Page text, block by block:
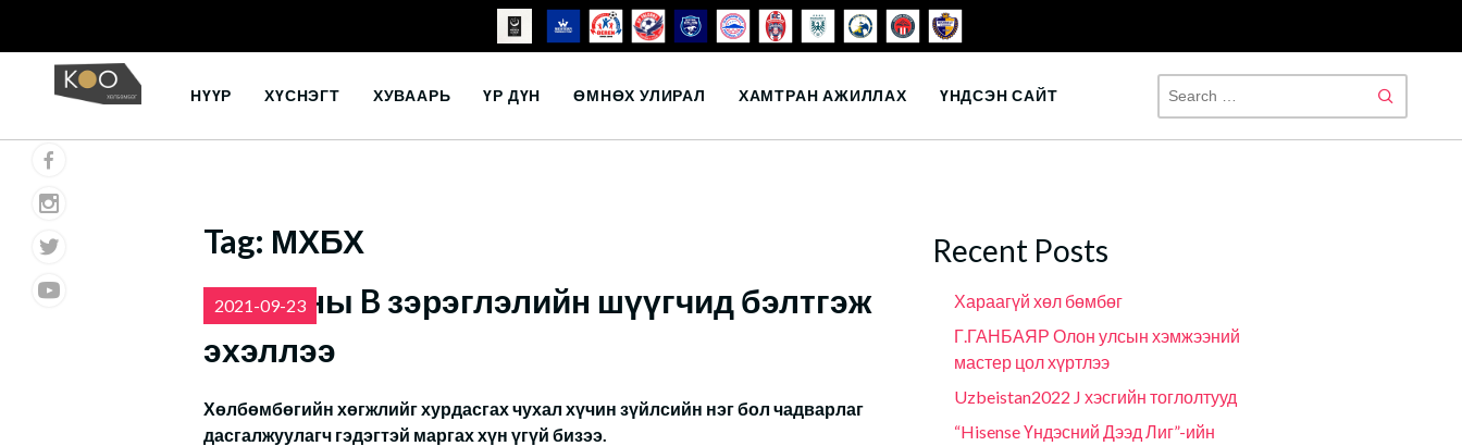
НҮҮР ХҮСНЭГТ ХУВААРЬ ҮР ДҮН ӨМНӨХ УЛИРАЛ ХАМТРАН АЖИЛЛАХ ҮНДСЭН САЙТ
Tag: МХБХ
2021-09-23
АХБХ-ны B зэрэглэлийн шүүгчид бэлтгэж
эхэллээ
Хөлбөмбөгийн хөгжлийг хурдасгах чухал хүчин зүйлсийн нэг бол чадварлаг
дасгалжуулагч гэдэгтэй маргах хүн үгүй бизээ.
Recent Posts
Хараагүй хөл бөмбөг
Г.ГАНБАЯР Олон улсын хэмжээний
мастер цол хүртлээ
Uzbeistan2022 J хэсгийн тоглолтууд
“Hisense Үндэсний Дээд Лиг”-ийн